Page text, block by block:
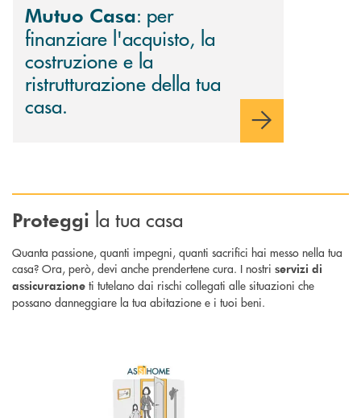
Mutuo Casa: per
finanziare l'acquisto, la
costruzione e la
ristrutturazione della tua
casa.
Proteggi la tua casa
Quanta passione, quanti impegni, quanti sacrifici hai messo nella tua
casa? Ora, però, devi anche prendertene cura. I nostri servizi di
assicurazione ti tutelano dai rischi collegati alle situazioni che
possano danneggiare la tua abitazione e i tuoi beni.